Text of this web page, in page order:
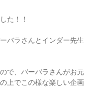
た！！
バラさんとインダー先生
で、バーバラさんがお元
上でこの様な楽しい企画